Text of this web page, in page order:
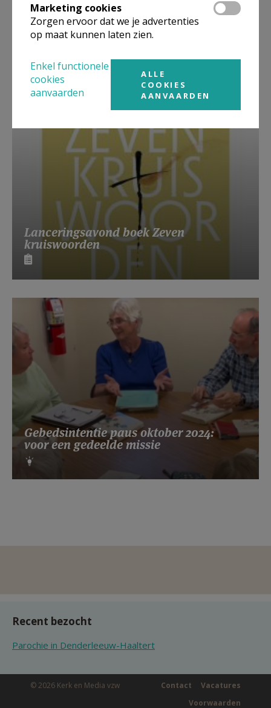
Beroepsvereniging Zorgpastores
Lanceringsavond boek Zeven
kruiswoorden
Gebedsintentie paus oktober 2024:
voor een gedeelde missie
Recent bezocht
Parochie in Denderleeuw-Haaltert
© 2026 Kerk en Media vzw Vacatures
Contact
Voorwaarden
Marketing cookies
Zorgen ervoor dat we je advertenties
op maat kunnen laten zien.
Enkel functionele
cookies
aanvaarden
ALLE
COOKIES
AANVAARDEN